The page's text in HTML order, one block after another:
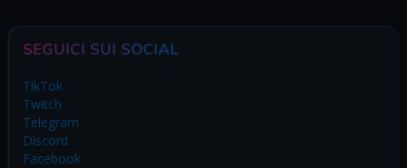
SEGUICI SUI SOCIAL
TikTok
Twitch
Telegram
Discord
Facebook